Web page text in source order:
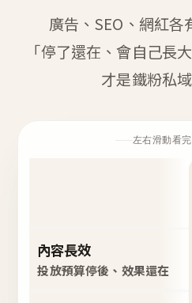
廣告、SEO、網紅
「停了還在、會自己長
才是鐵粉私
左右滑動看
內容長效
投放預算停後、效果還在